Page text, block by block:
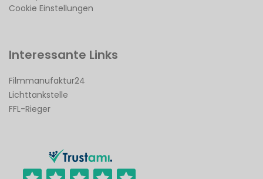
Cookie Einstellungen
Interessante Links
Filmmanufaktur24
Lichttankstelle
FFL-Rieger